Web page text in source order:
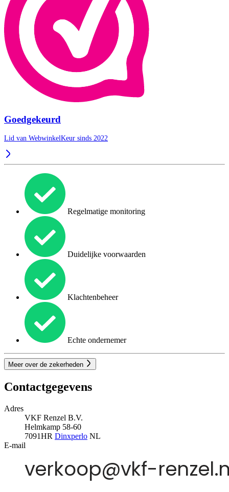
Goedgekeurd
Lid van WebwinkelKeur sinds 2022
Regelmatige monitoring
Duidelijke voorwaarden
Klachtenbeheer
Echte ondernemer
Meer over de zekerheden
Contactgegevens
Adres
VKF Renzel B.V.
Helmkamp 58-60
7091HR Dinxperlo NL
E-mail